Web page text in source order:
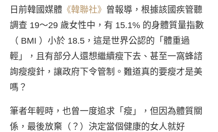
日前韓國媒體 《韓聯社》 曾報導，根據該國疾管聽
調查 19～29 歲女性中，有 15.1% 的身體質量指數
（ BMI ）小於 18.5，這是世界公認的「體重過
輕」，且有部分人還想繼續瘦下去、甚至一窩蜂諮
詢瘦瘦針，讓政府下令管制。難道真的要瘦才是美
嗎？
筆者年輕時，也曾一度追求「瘦」，但因為體質關
係，最後放棄（？）決定當個健康的女人就好